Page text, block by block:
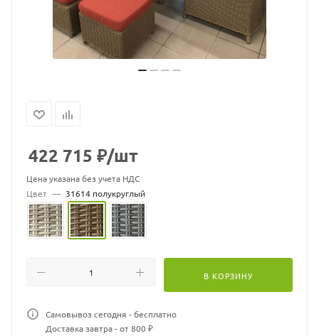
422 715 ₽/шт
Цена указана без учета НДС
Цвет — 31614 полукруглый
В КОРЗИНУ
Самовывоз сегодня - бесплатно
Доставка завтра - от 800 ₽